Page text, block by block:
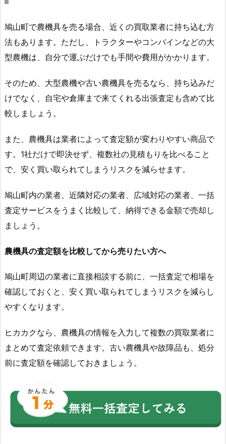
鳩山町で農機具を売る場合、近くの買取業者に持ち込む方
法もあります。ただし、トラクターやコンバインなどの大
型農機は、自分で運ぶだけでも手間や費用がかかります。
そのため、大型農機や古い農機具を売るなら、持ち込みだ
けでなく、自宅や倉庫まで来てくれる出張査定も含めて比
較しましょう。
また、農機具は業者によって査定額が変わりやすい商品で
す。1社だけで即決せず、複数社の見積もりを比べること
で、安く買い取られてしまうリスクを減らせます。
鳩山町内の業者、近隣対応の業者、広域対応の業者、一括
査定サービスをうまく比較して、納得できる金額で売却し
ましょう。
農機具の査定額を比較してから売りたい方へ
鳩山町周辺の業者に直接相談する前に、一括査定で相場を
確認しておくと、安く買い取られてしまうリスクを減らし
やすくなります。
ヒカカクなら、農機具の情報を入力して複数の買取業者に
まとめて査定依頼できます。古い農機具や故障品も、処分
前に査定額を確認しておきましょう。